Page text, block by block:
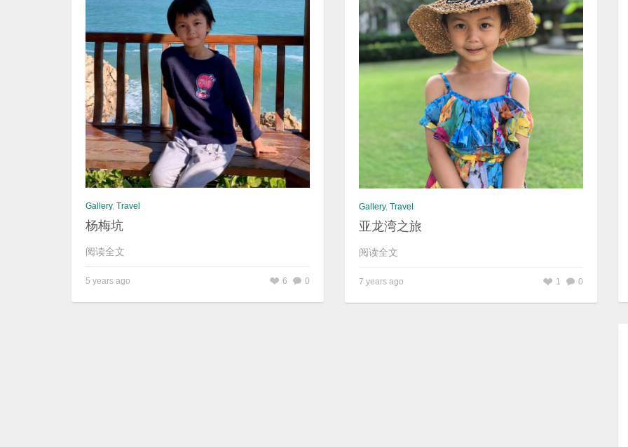
Gallery, Travel
杨梅坑
阅读全文
5 years ago 0
6
Gallery, Travel
亚龙湾之旅
阅读全文
7 years ago 0
1